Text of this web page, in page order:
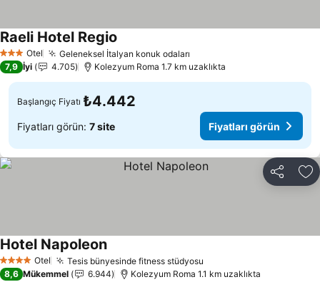
3 YıldızOtel Geleneksel İtalyan konuk odaları
Raeli Hotel Regio
7,9 İyi 4.705 Kolezyum Roma 1.7 km uzaklıkta
Başlangıç Fiyatı ₺4.442
Fiyatları görün: 7 site Fiyatları görün
Paylaş
4 Yıldız Otel Tesis bünyesinde fitness stüdyosu
Hotel NapoleonFiyatları görün
8,6 Mükemmel 6.944 Kolezyum Roma 1.1 km uzaklıkta